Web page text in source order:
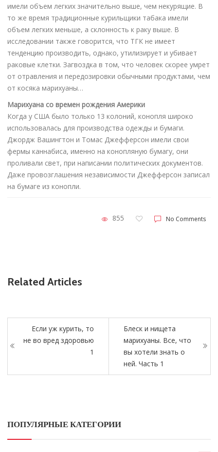
имели объем легких значительно выше, чем некурящие. В
то же время традиционные курильщики табака имели
объем легких меньше, а склонность к раку выше. В
исследовании также говорится, что TГК не имеет
тенденцию производить, однако, утилизирует и убивает
раковые клетки. Загвоздка в том, что человек скорее умрет
от отравления и передозировки обычными продуктами, чем
от косяка марихуаны…
Марихуана со времен рождения Америки
Когда у США было только 13 колоний, конопля широко
использовалась для производства одежды и бумаги.
Джордж Вашингтон и Томас Джефферсон имели свои
фермы каннабиса, именно на конопляную бумагу, они
проливали свет, при написании политических документов.
Даже провозглашения независимости Джефферсон записал
на бумаге из конопли.
855 No Comments
Related Articles
Если уж курить, то
не во вред здоровью
1
Блеск и нищета
марихуаны. Все, что
вы хотели знать о
ней. Часть 1
ПОПУЛЯРНЫЕ КАТЕГОРИИ